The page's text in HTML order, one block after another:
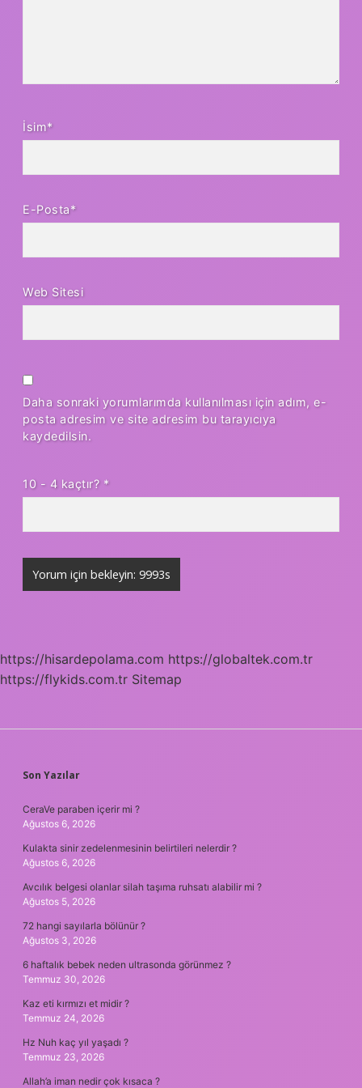
İsim*
E-Posta*
Web Sitesi
Daha sonraki yorumlarımda kullanılması için adım, e-
posta adresim ve site adresim bu tarayıcıya
kaydedilsin.
10 - 4 kaçtır? *
https://hisardepolama.com https://globaltek.com.tr
https://flykids.com.tr Sitemap
SIDEBAR
Son Yazılar
CeraVe paraben içerir mi ?
Ağustos 6, 2026
Kulakta sinir zedelenmesinin belirtileri nelerdir ?
Ağustos 6, 2026
Avcılık belgesi olanlar silah taşıma ruhsatı alabilir mi ?
Ağustos 5, 2026
72 hangi sayılarla bölünür ?
Ağustos 3, 2026
6 haftalık bebek neden ultrasonda görünmez ?
Temmuz 30, 2026
Kaz eti kırmızı et midir ?
Temmuz 24, 2026
Hz Nuh kaç yıl yaşadı ?
Temmuz 23, 2026
Allah’a iman nedir çok kısaca ?